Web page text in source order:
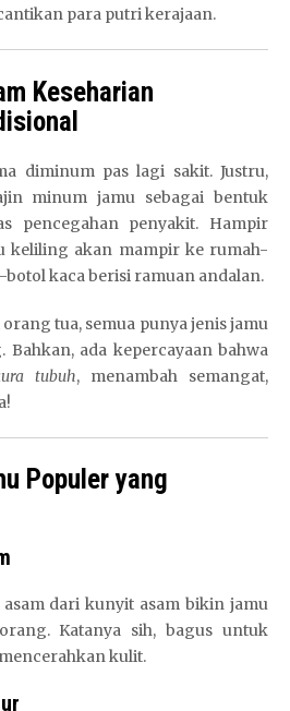
para putri kerajaan.
Keseharian
diminum pas lagi sakit. Justru,
minum jamu sebagai bentuk
pencegahan penyakit. Hampir
keliling akan mampir ke rumah-
kaca berisi ramuan andalan.
tua, semua punya jenis jamu
ada kepercayaan bahwa
tubuh, menambah semangat,
Populer yang
asam dari kunyit asam bikin jamu
Katanya sih, bagus untuk
kulit.